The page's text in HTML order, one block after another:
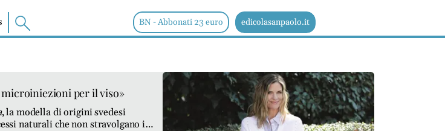
BN - Abbonati 23 euro edicolasanpaolo.it
per il viso»
, la modella di origini svedesi
naturali che non stravolgano i